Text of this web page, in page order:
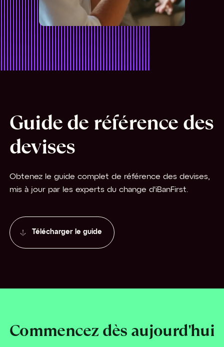
Guide de référence des
devises
Obtenez le guide complet de référence des devises,
mis à jour par les experts du change d'iBanFirst.
Télécharger le guide
Commencez dès aujourd'hui